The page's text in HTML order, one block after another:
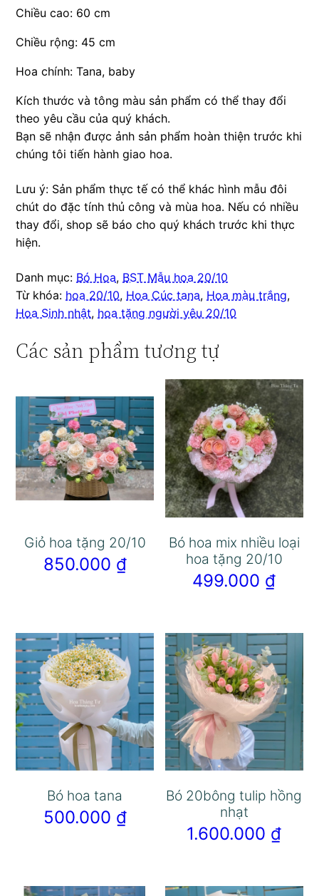
Chiều cao: 60 cm
Chiều rộng: 45 cm
Hoa chính: Tana, baby
Kích thước và tông màu sản phẩm có thể thay đổi
theo yêu cầu của quý khách.
Bạn sẽ nhận được ảnh sản phẩm hoàn thiện trước khi
chúng tôi tiến hành giao hoa.
Lưu ý: Sản phẩm thực tế có thể khác hình mẫu đôi
chút do đặc tính thủ công và mùa hoa. Nếu có nhiều
thay đổi, shop sẽ báo cho quý khách trước khi thực
hiện.
Danh mục: Bó Hoa, BST Mẫu hoa 20/10
Từ khóa: hoa 20/10, Hoa Cúc tana, Hoa màu trắng,
Hoa Sinh nhật, hoa tặng người yêu 20/10
Các sản phẩm tương tự
Giỏ hoa tặng 20/10
850.000 ₫
Bó hoa mix nhiều loại
hoa tặng 20/10
499.000 ₫
Bó hoa tana
500.000 ₫
Bó 20bông tulip hồng
nhạt
1.600.000 ₫